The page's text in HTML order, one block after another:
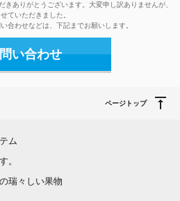
きありがとうございます。大変申し訳ありませんが、
ていただきました。
合わせなどは、下記までお願いします。
い合わせ
ページトップ
ム
。
瑞々しい果物